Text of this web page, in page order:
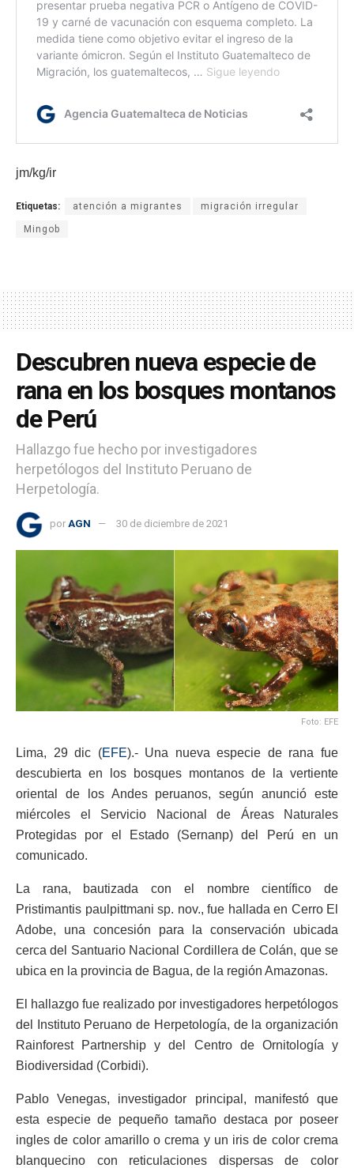
jm/kg/ir
Etiquetas: atención a migrantes migración irregular
Mingob
Descubren nueva especie de
rana en los bosques montanos
de Perú
Hallazgo fue hecho por investigadores
herpetólogos del Instituto Peruano de
Herpetología.
por AGN 30 de diciembre de 2021
Foto: EFE
Lima, 29 dic (EFE).- Una nueva especie de rana fue
descubierta en los bosques montanos de la vertiente
oriental de los Andes peruanos, según anunció este
miércoles el Servicio Nacional de Áreas Naturales
Protegidas por el Estado (Sernanp) del Perú en un
comunicado.
La rana, bautizada con el nombre científico de
Pristimantis paulpittmani sp. nov., fue hallada en Cerro El
Adobe, una concesión para la conservación ubicada
cerca del Santuario Nacional Cordillera de Colán, que se
ubica en la provincia de Bagua, de la región Amazonas.
El hallazgo fue realizado por investigadores herpetólogos
del Instituto Peruano de Herpetología, de la organización
Rainforest Partnership y del Centro de Ornitología y
Biodiversidad (Corbidi).
Pablo Venegas, investigador principal, manifestó que
esta especie de pequeño tamaño destaca por poseer
ingles de color amarillo o crema y un iris de color crema
blanquecino con reticulaciones dispersas de color